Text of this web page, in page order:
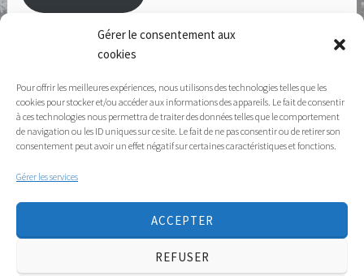
Gérer le consentement aux
cookies
Pour offrir les meilleures expériences, nous utilisons des technologies telles que les
cookies pour stocker et/ou accéder aux informations des appareils. Le fait de consentir
à ces technologies nous permettra de traiter des données telles que le comportement
de navigation ou les ID uniques sur ce site. Le fait de ne pas consentir ou de retirer son
consentement peut avoir un effet négatif sur certaines caractéristiques et fonctions.
Gérer les services
ACCEPTER
REFUSER
Adhérer à l'APSN
112 Rue d'Arras, 59000 LILLE -03.20.16.81.40ou
06.73.80.06.93
Afin d'améliorer l'accessibilité de notre site web, nous